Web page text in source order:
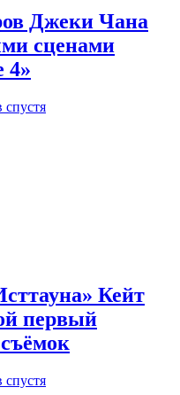
Джеки Чана
сценами
4»
спустя
Кейт
первый
спустя